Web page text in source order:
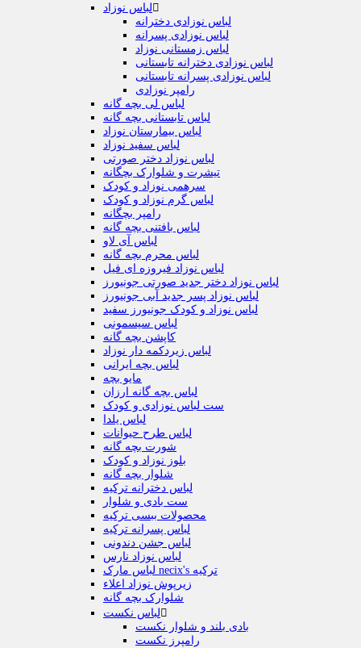
لباس نوزاد
لباس نوزادی دخترانه
لباس نوزادی پسرانه
لباس زمستانی نوزاد
لباس نوزادی دخترانه تابستانی
لباس نوزادی پسرانه تابستانی
رامپر نوزادی
لباس لی بچه گانه
لباس تابستانی بچه گانه
لباس بیمارستان نوزاد
لباس سفید نوزاد
لباس نوزاد دختر صورتی
تیشرت و شلوارک بچگانه
سرهمی نوزاد و کودک
لباس گرم نوزاد و کودک
رامپر بچگانه
لباس بافتنی بچه گانه
لباس آی لاو
لباس محرم بچه گانه
لباس نوزاد فیروزه ای فیل
لباس نوزاد دختر جدید صورتی جونیورز
لباس نوزاد پسر جدید آبی جونیورز
لباس نوزاد و کودک جونیورز سفید
لباس سیسمونی
کاپشن بچه گانه
لباس زیردکمه دار نوزاد
لباس بچه ایرانی
مایو بچه
لباس بچه گانه ارزان
ست لباس نوزادی و کودک
لباس یلدا
لباس طرح حیوانات
شورت بچه گانه
بلوز نوزاد و کودک
شلوار بچه گانه
لباس دخترانه ترکیه
ست بادی و شلوار
محصولات ببسی ترکیه
لباس پسرانه ترکیه
لباس جشن دندونی
لباس نوزاد نارس
لباس مارک necix's ترکیه
زیرپوش نوزاد اعلاء
شلوارک بچه گانه
لباس نکست
بادی بلند و شلوار نکست
رامپرز نکست